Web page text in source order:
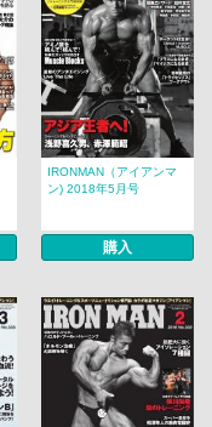
IRONMAN（アイアンマ
ン) 2018年5月号
購入